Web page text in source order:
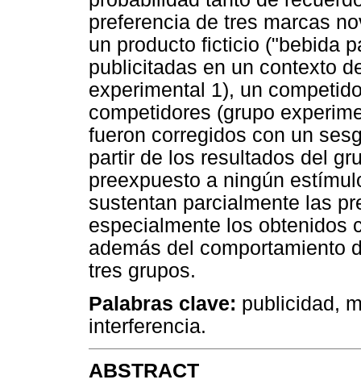
preferencia de tres marcas
un producto ficticio ("bebida
publicitadas en un contexto
experimental 1), un
competidores (grupo
fueron corregidos con un
partir de los resultados del
preexpuesto a ningún
sustentan parcialmente las
especialmente los obtenidos
además del comportamiento
tres grupos.
Palabras clave: publicidad,
interferencia.
ABSTRACT